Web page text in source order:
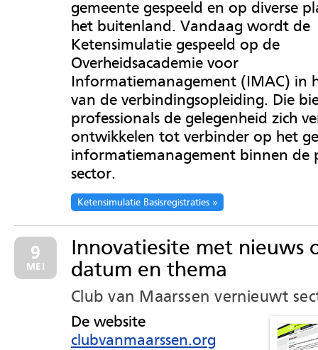
gemeente gespeeld en op diverse
het buitenland. Vandaag wordt de
Ketensimulatie gespeeld op de
Overheidsacademie voor
Informatiemanagement (IMAC) in
van de verbindingsopleiding. Die
professionals de gelegenheid zich
ontwikkelen tot verbinder op het
informatiemanagement binnen de
sector.
Ketensimulatie Basisregistraties
Innovatiesite met nieuws
datum en thema
9
MEI
Club van Maarssen vernieuwt
De website
clubvanmaarssen.org